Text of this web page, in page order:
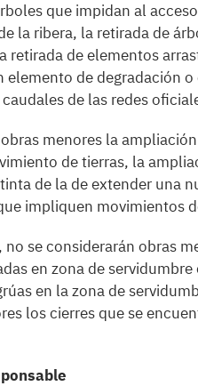
que impidan al
la ribera, la retirada de
retirada de elementos
elemento de degradación
de las redes
menores la
de tierras, la
de la de extender una
impliquen movimientos
se considerarán obras
en zona de
en la zona de
los cierres que se